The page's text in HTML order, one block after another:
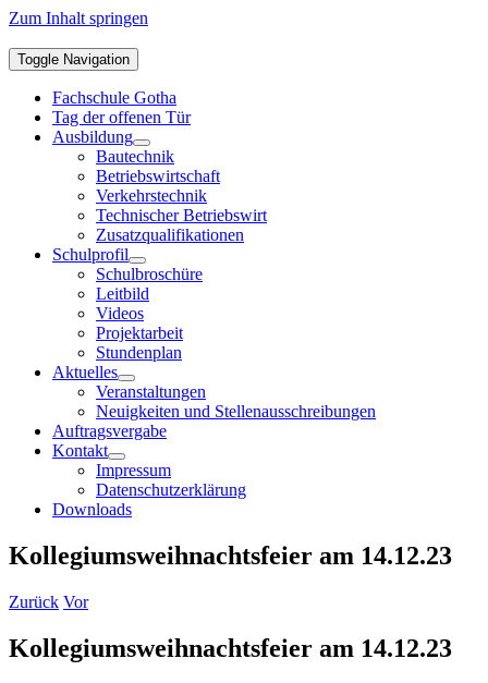
Zum Inhalt springen
Toggle Navigation
Fachschule Gotha
Tag der offenen Tür
Ausbildung
Bautechnik
Betriebswirtschaft
Verkehrstechnik
Technischer Betriebswirt
Zusatzqualifikationen
Schulprofil
Schulbroschüre
Leitbild
Videos
Projektarbeit
Stundenplan
Aktuelles
Veranstaltungen
Neuigkeiten und Stellenausschreibungen
Auftragsvergabe
Kontakt
Impressum
Datenschutzerklärung
Downloads
Kollegiumsweihnachtsfeier am 14.12.23
Zurück Vor
Kollegiumsweihnachtsfeier am 14.12.23